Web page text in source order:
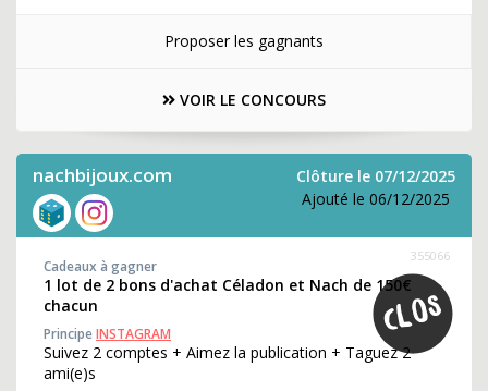
Proposer les gagnants
VOIR LE CONCOURS
nachbijoux.com
Clôture le 07/12/2025
Ajouté le 06/12/2025
355066
Cadeaux à gagner
1 lot de 2 bons d'achat Céladon et Nach de 150€
chacun
PrincipeINSTAGRAM
Suivez 2 comptes + Aimez la publication + Taguez 2
ami(e)s